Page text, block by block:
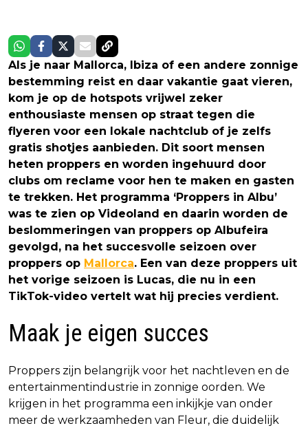
Als je naar Mallorca, Ibiza of een andere zonnige
bestemming reist en daar vakantie gaat vieren,
kom je op de hotspots vrijwel zeker
enthousiaste mensen op straat tegen die
flyeren voor een lokale nachtclub of je zelfs
gratis shotjes aanbieden. Dit soort mensen
heten proppers en worden ingehuurd door
clubs om reclame voor hen te maken en gasten
te trekken. Het programma ‘Proppers in Albu’
was te zien op Videoland en daarin worden de
beslommeringen van proppers op Albufeira
gevolgd, na het succesvolle seizoen over
proppers op Mallorca. Een van deze proppers uit
het vorige seizoen is Lucas, die nu in een
TikTok-video vertelt wat hij precies verdient.
Maak je eigen succes
Proppers zijn belangrijk voor het nachtleven en de
entertainmentindustrie in zonnige oorden. We
krijgen in het programma een inkijkje van onder
meer de werkzaamheden van Fleur, die duidelijk